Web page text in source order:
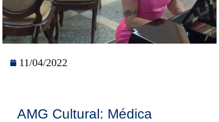
11/04/2022
AMG Cultural: Médica